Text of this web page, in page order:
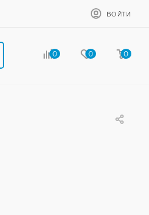
ВОЙТИ
0 0 0